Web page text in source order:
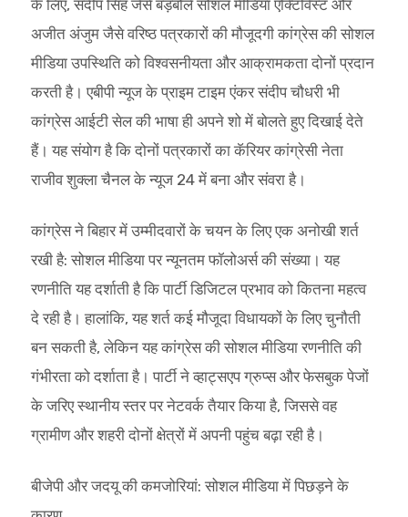
के लिए, संदीप सिंह जैसे बड़बोले सोशल मीडिया एक्टिविस्ट और
अजीत अंजुम जैसे वरिष्ठ पत्रकारों की मौजूदगी कांग्रेस की सोशल
मीडिया उपस्थिति को विश्वसनीयता और आक्रामकता दोनों प्रदान
करती है। एबीपी न्यूज के प्राइम टाइम एंकर संदीप चौधरी भी
कांग्रेस आईटी सेल की भाषा ही अपने शो में बोलते हुए दिखाई देते
हैं। यह संयोग है कि दोनों पत्रकारों का कॅरियर कांग्रेसी नेता
राजीव शुक्ला चैनल के न्यूज 24 में बना और संवरा है।
कांग्रेस ने बिहार में उम्मीदवारों के चयन के लिए एक अनोखी शर्त
रखी है: सोशल मीडिया पर न्यूनतम फॉलोअर्स की संख्या। यह
रणनीति यह दर्शाती है कि पार्टी डिजिटल प्रभाव को कितना महत्व
दे रही है। हालांकि, यह शर्त कई मौजूदा विधायकों के लिए चुनौती
बन सकती है, लेकिन यह कांग्रेस की सोशल मीडिया रणनीति की
गंभीरता को दर्शाता है। पार्टी ने व्हाट्सएप ग्रुप्स और फेसबुक पेजों
के जरिए स्थानीय स्तर पर नेटवर्क तैयार किया है, जिससे वह
ग्रामीण और शहरी दोनों क्षेत्रों में अपनी पहुंच बढ़ा रही है।
बीजेपी और जदयू की कमजोरियां: सोशल मीडिया में पिछड़ने के